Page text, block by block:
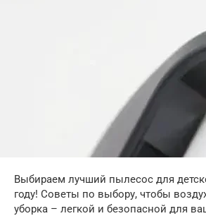
Выбираем лучший пылесос для
году! Советы по выбору, чтобы
уборка – легкой и безопасной для